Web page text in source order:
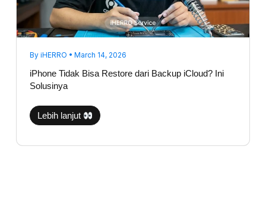
By iHERRO • March 14, 2026
iPhone Tidak Bisa Restore dari Backup iCloud? Ini
Solusinya
Lebih lanjut